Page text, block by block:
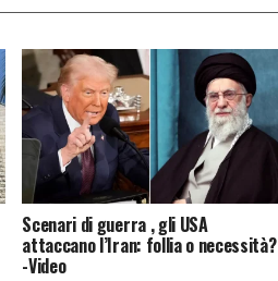
Scenari di guerra , gli USA
attaccano l’Iran: follia o necessità?
-Video